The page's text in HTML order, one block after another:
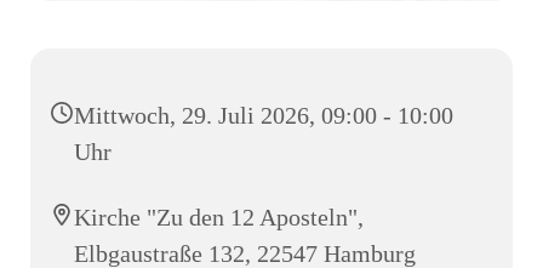
Mittwoch, 29. Juli 2026, 09:00 - 10:00
Uhr
Kirche "Zu den 12 Aposteln",
Elbgaustraße 132, 22547 Hamburg